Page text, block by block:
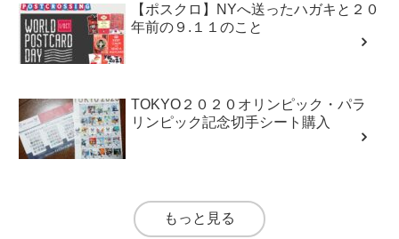
【ポスクロ】NYへ送ったハガキと２０
年前の９.１１のこと
TOKYO２０２０オリンピック・パラ
リンピック記念切手シート購入
もっと見る